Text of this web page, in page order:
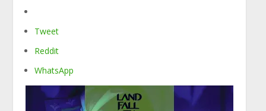
Tweet
Reddit
WhatsApp